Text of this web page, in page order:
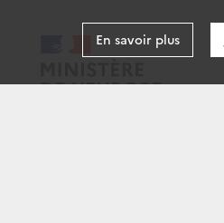
En savoir plus